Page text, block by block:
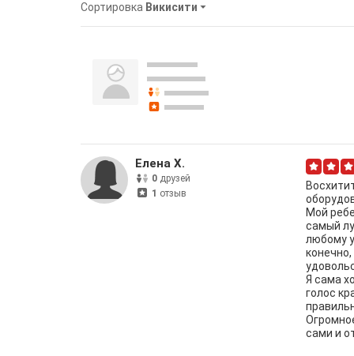
Сортировка Викисити
Елена Х.
0 друзей
1 отзыв
Мой
самый
любому
Я сама
голос
сами и